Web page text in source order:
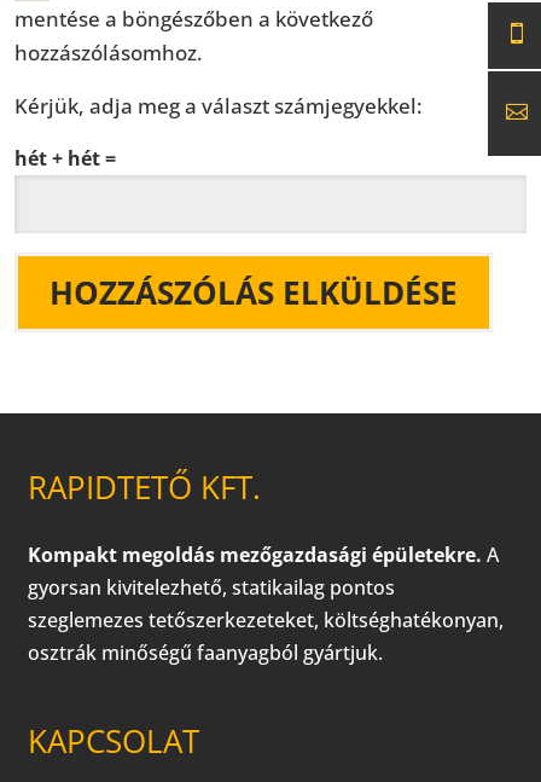
mentése a böngészőben a következő
hozzászólásomhoz.
Kérjük, adja meg a választ számjegyekkel:
hét + hét =
RAPIDTETŐ KFT.
Kompakt megoldás mezőgazdasági épületekre. A
gyorsan kivitelezhető, statikailag pontos
szeglemezes tetőszerkezeteket, költséghatékonyan,
osztrák minőségű faanyagból gyártjuk.
KAPCSOLAT